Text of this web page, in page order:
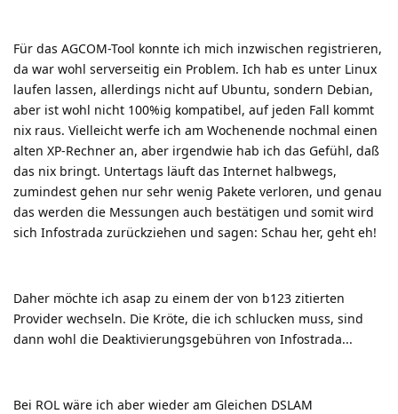
Für das AGCOM-Tool konnte ich mich inzwischen registrieren,
da war wohl serverseitig ein Problem. Ich hab es unter Linux
laufen lassen, allerdings nicht auf Ubuntu, sondern Debian,
aber ist wohl nicht 100%ig kompatibel, auf jeden Fall kommt
nix raus. Vielleicht werfe ich am Wochenende nochmal einen
alten XP-Rechner an, aber irgendwie hab ich das Gefühl, daß
das nix bringt. Untertags läuft das Internet halbwegs,
zumindest gehen nur sehr wenig Pakete verloren, und genau
das werden die Messungen auch bestätigen und somit wird
sich Infostrada zurückziehen und sagen: Schau her, geht eh!
Daher möchte ich asap zu einem der von b123 zitierten
Provider wechseln. Die Kröte, die ich schlucken muss, sind
dann wohl die Deaktivierungsgebühren von Infostrada...
Bei ROL wäre ich aber wieder am Gleichen DSLAM